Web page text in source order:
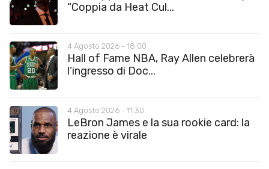
“Coppia da Heat Cul...
4 Agosto 2026 - 18:00
Hall of Fame NBA, Ray Allen celebrerà
l’ingresso di Doc...
4 Agosto 2026 - 11:30
LeBron James e la sua rookie card: la
reazione è virale